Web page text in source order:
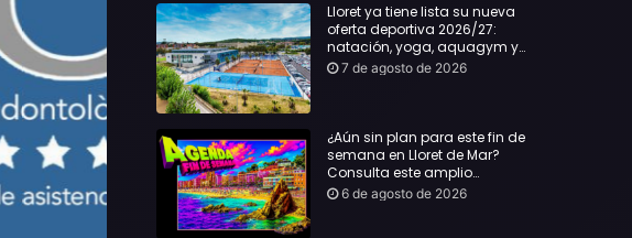
Lloret ya tiene lista su nueva
oferta deportiva 2026/27:
natación, yoga, aquagym y
decenas de actividades para
7 de agosto de 2026
¿Aún sin plan para este fin de
semana en Lloret de Mar?
Consulta este amplio
recopilatorio de planes:
6 de agosto de 2026